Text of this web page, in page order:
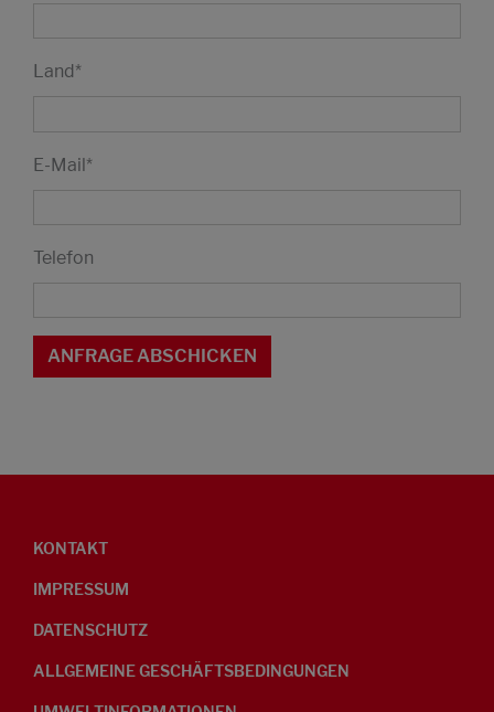
Land*
E-Mail*
Telefon
KONTAKT
IMPRESSUM
DATENSCHUTZ
ALLGEMEINE GESCHÄFTSBEDINGUNGEN